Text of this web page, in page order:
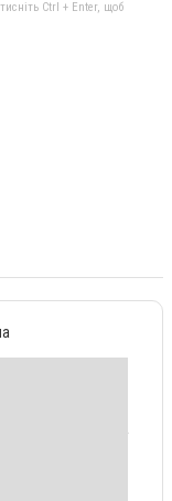
Ctrl + Enter, щоб